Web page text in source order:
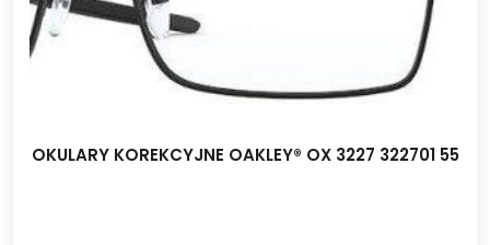
OKULARY KOREKCYJNE OAKLEY® OX 3227 322701 55